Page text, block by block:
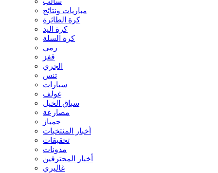
مباريات ونتائج
كرة الطائرة
كرة اليد
كرة السلة
رمي
قفز
الجري
تنس
سيارات
غولف
سباق الخيل
مصارعة
جمباز
أخبار المنتخبات
تحقيقات
مدونات
أخبار المحترفين
غاليري